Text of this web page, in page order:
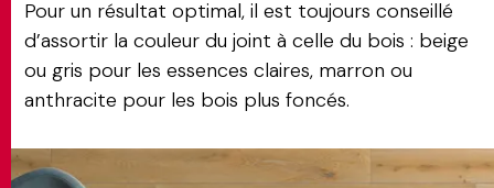
Pour un résultat optimal, il est toujours conseillé
d’assortir la couleur du joint à celle du bois : beige
ou gris pour les essences claires, marron ou
anthracite pour les bois plus foncés.